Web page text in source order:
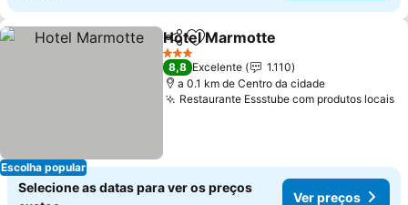
Escolha popular
PartilharAdicionar aos favoritos
Hotel Marmotte
3 Estrelas
8,8 Excelente
1.110
a 0.1 km de Centro da cidade
Restaurante Essstube com produtos locais
Selecione as datas para ver os preços
Ver preços